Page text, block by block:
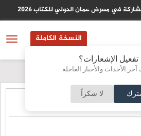
الإشعارات؟
الأحداث والأخبار العاجلة
لا شكراً
في معرض عمان الدولي للكتاب 2026
النسخة الكاملة